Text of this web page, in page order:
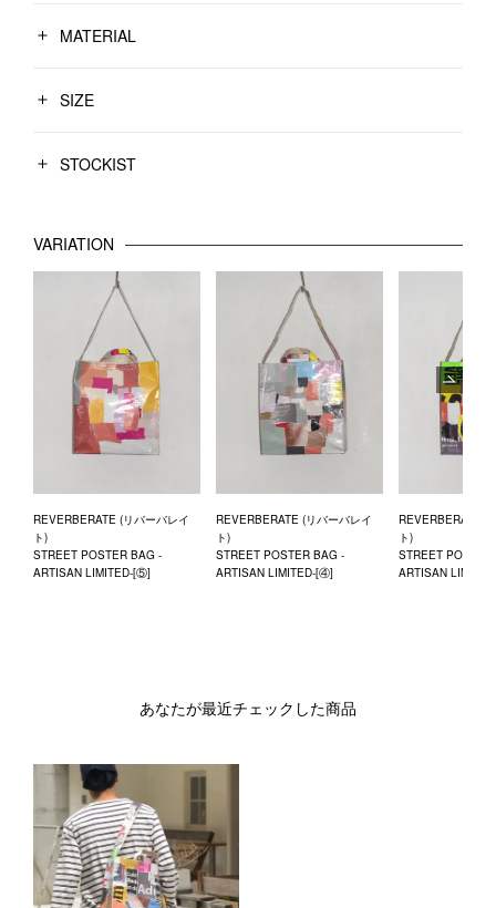
MATERIAL
SIZE
STOCKIST
VARIATION
REVERBERATE (リバーバレイ
ト)
STREET POSTER BAG -
ARTISAN LIMITED-[⑤]
REVERBERATE (リバーバレイ
ト)
STREET POSTER BAG -
ARTISAN LIMITED-[④]
REVERBERATE (
ト)
STREET POSTER
ARTISAN
あなたが最近チェックした商品